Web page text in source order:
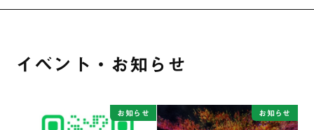
イベント・お知らせ
お知らせ お知らせ